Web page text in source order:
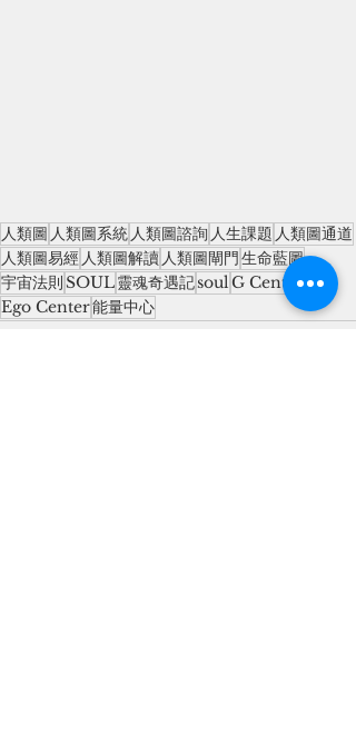
人類圖 人類圖系統 人類圖諮詢 人生課題 人類圖通道
人類圖易經 人類圖解讀 人類圖閘門生命藍圖
宇宙法則SOUL靈魂奇遇記soulG Center
Ego Center能量中心